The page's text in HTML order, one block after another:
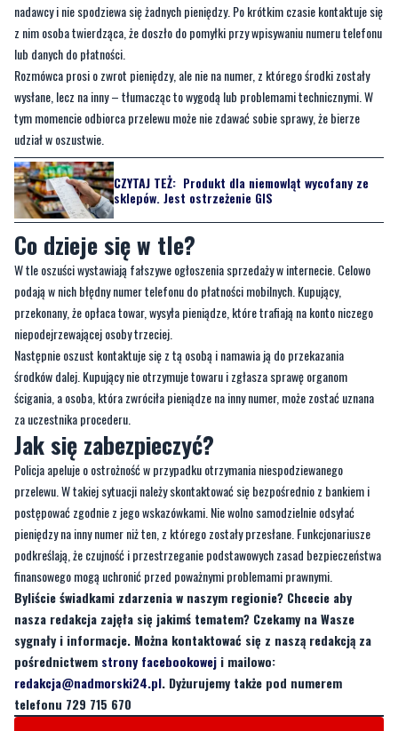
Rozmówca prosi o zwrot pieniędzy, ale nie na numer, z którego środki zostały
wysłane, lecz na inny – tłumacząc to wygodą lub problemami technicznymi. W
tym momencie odbiorca przelewu może nie zdawać sobie sprawy, że bierze
udział w oszustwie.
CZYTAJ TEŻ:Produkt dla niemowląt wycofany ze
Co dzieje się w tle?
W tle oszuści wystawiają fałszywe ogłoszenia sprzedaży w internecie. Celowo
podają w nich błędny numer telefonu do płatności mobilnych. Kupujący,
przekonany, że opłaca towar, wysyła pieniądze, które trafiają na konto niczego
niepodejrzewającej osoby trzeciej.
Następnie oszust kontaktuje się z tą osobą i namawia ją do przekazania
środków dalej. Kupujący nie otrzymuje towaru i zgłasza sprawę organom
ścigania, a osoba, która zwróciła pieniądze na inny numer, może zostać uznana
za uczestnika procederu.
Jak się zabezpieczyć?
Policja apeluje o ostrożność w przypadku otrzymania niespodziewanego
przelewu. W takiej sytuacji należy skontaktować się bezpośrednio z bankiem i
postępować zgodnie z jego wskazówkami. Nie wolno samodzielnie odsyłać
pieniędzy na inny numer niż ten, z którego zostały przesłane. Funkcjonariusze
podkreślają, że czujność i przestrzeganie podstawowych zasad bezpieczeństwa
finansowego mogą uchronić przed poważnymi problemami prawnymi.
Byliście świadkami zdarzenia w naszym regionie? Chcecie aby
nasza redakcja zajęła się jakimś tematem? Czekamy na Wasze
sygnały i informacje. Można kontaktować się z naszą redakcją za
pośrednictwemstrony facebookoweji mailowo:
redakcja@nadmorski24.pl. Dyżurujemy także pod numerem
telefonu 729 715 670
Byliście świadkami zdarzenia w naszym regionie? Chcecie
aby nasza redakcja zajęła się jakimś tematem? Czekamy na
Wasze sygnały i informacje. Można kontaktować się z naszą